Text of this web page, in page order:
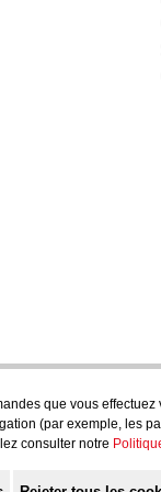
que vous
(par exemple, les
consulter notre